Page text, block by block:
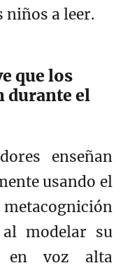
niños a leer.
que los
durante el
enseñan
usando el
modelar su
en voz alta